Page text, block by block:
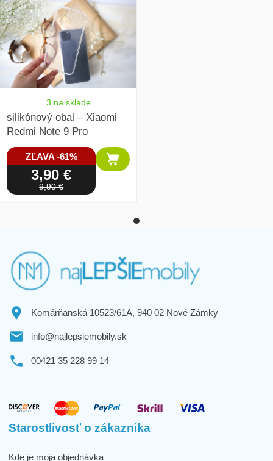
3 na sklade
silikónový obal – Xiaomi
Redmi Note 9 Pro
ZĽAVA -61%
3,90 €
9,90 €
Komárňanská 10523/61A, 940 02 Nové Zámky
info@najlepsiemobily.sk
00421 35 228 99 14
Starostlivosť o zákaznika
Kde je moja objednávka